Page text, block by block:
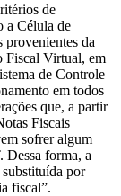
de
a Célula de
da
Fiscal Virtual, em
de Controle
em todos
que, a partir
Fiscais
sofrer algum
Dessa forma, a
substituída por
fiscal”.